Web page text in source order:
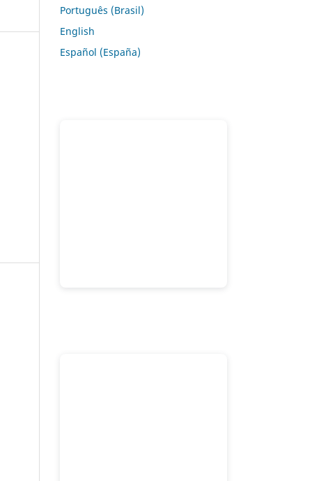
Português (Brasil)
English
Español (España)